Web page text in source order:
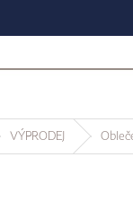
VÝPRODEJ